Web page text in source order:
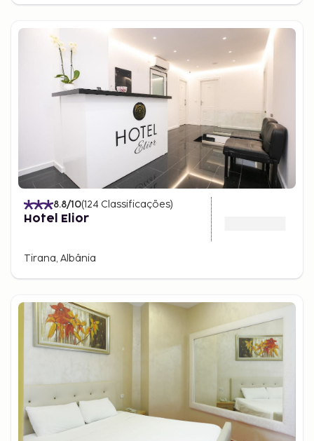
8.8/10(124 Classificações)
Hotel Elior
Tirana, Albânia